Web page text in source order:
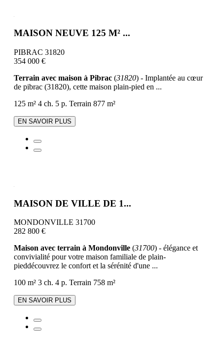
MAISON NEUVE 125 M² ...
PIBRAC 31820
354 000 €
Terrain avec maison à Pibrac (31820) - Implantée au cœur
de pibrac (31820), cette maison plain-pied en ...
125 m² 4 ch. 5 p. Terrain 877 m²
EN SAVOIR PLUS
MAISON DE VILLE DE 1...
MONDONVILLE 31700
282 800 €
Maison avec terrain à Mondonville (31700) - élégance et
convivialité pour votre maison familiale de plain-
pieddécouvrez le confort et la sérénité d'une ...
100 m² 3 ch. 4 p. Terrain 758 m²
EN SAVOIR PLUS